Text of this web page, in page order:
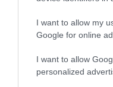
I want to allow my
Google for online
I want to allow
personalized